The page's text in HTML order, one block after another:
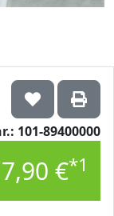
101-89400000
€*1